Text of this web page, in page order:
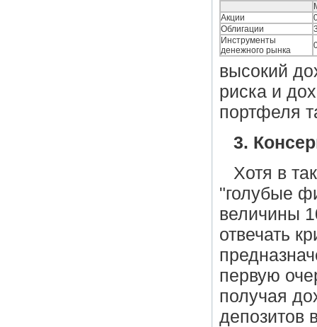
Акции
Облигации
Инструменты
денежного рынка
высокий
риска и
портфеля
3.
Хотя в
"голубые
величины
отвечать
первую
получая
депозитов